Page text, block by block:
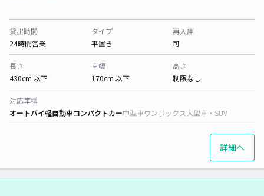
貸出時間
24時間営業
タイプ
平置き
再入庫
可
長さ
430cm 以下
車幅
170cm 以下
高さ
制限なし
対応車種
オートバイ軽自動車コンパクトカー中型車ワンボックス大型車・SUV
詳細へ